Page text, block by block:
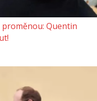
Quentin